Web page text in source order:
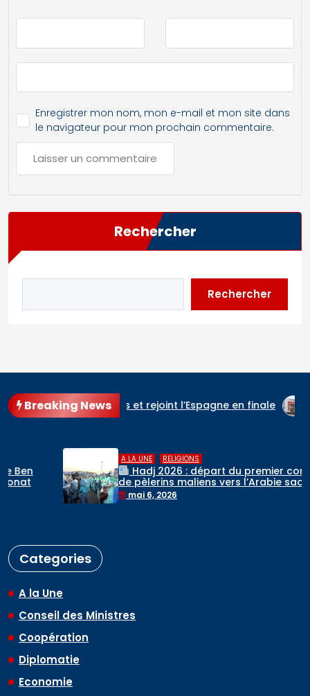
Enregistrer mon nom, mon e-mail et mon site dans
le navigateur pour mon prochain commentaire.
Rechercher
Rechercher
Breaking News
Three Lions et rejoint l’Espagne en finale Cour
RELIGIONS
Hadj 2026 : départ du premier contingent
de pèlerins maliens vers l’Arabie saoudite
mai 6, 2026
Categories
A la Une
Conseil des Ministres
Coopération
Diplomatie
Economie